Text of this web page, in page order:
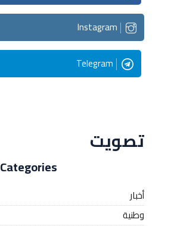
Instagram
Telegram
تصويت
Categories
أخبار
وطنية